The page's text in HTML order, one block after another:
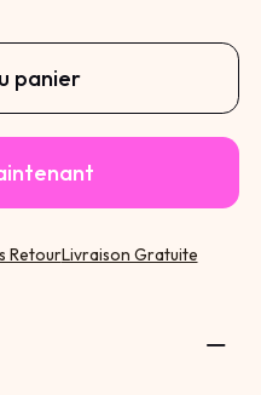
panier
RetourLivraison Gratuite